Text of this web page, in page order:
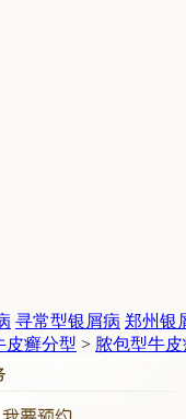
寻常型银屑病 郑州银
皮癣分型 > 脓包型牛皮